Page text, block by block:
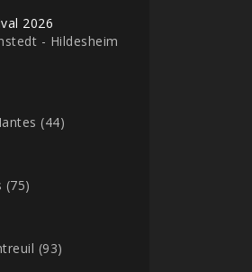
2026
- Hildesheim
(44)
(75)
(93)